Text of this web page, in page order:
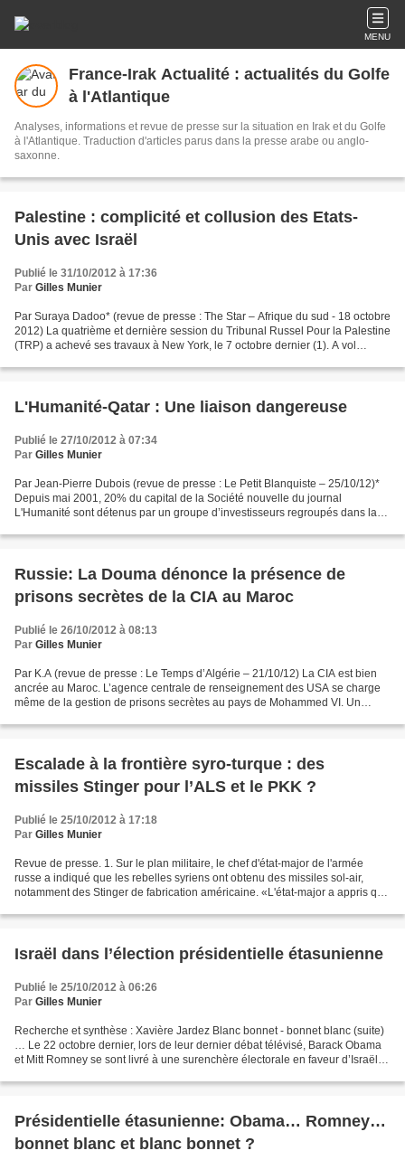
MENU
France-Irak Actualité : actualités du Golfe
à l'Atlantique
Analyses, informations et revue de presse sur la situation en Irak et du Golfe
à l'Atlantique. Traduction d'articles parus dans la presse arabe ou anglo-
saxonne.
Palestine : complicité et collusion des Etats-
Unis avec Israël
Publié le 31/10/2012 à 17:36
Par Gilles Munier
Par Suraya Dadoo* (revue de presse : The Star – Afrique du sud - 18 octobre
2012) La quatrième et dernière session du Tribunal Russel Pour la Palestine
(TRP) a achevé ses travaux à New York, le 7 octobre dernier (1). A vol
L'Humanité-Qatar : Une liaison dangereuse
Publié le 27/10/2012 à 07:34
Par Gilles Munier
Par Jean-Pierre Dubois (revue de presse : Le Petit Blanquiste – 25/10/12)*
Depuis mai 2001, 20% du capital de la Société nouvelle du journal
L'Humanité sont détenus par un groupe d’investisseurs regroupés dans la
Russie: La Douma dénonce la présence de
prisons secrètes de la CIA au Maroc
Publié le 26/10/2012 à 08:13
Par Gilles Munier
Par K.A (revue de presse : Le Temps d’Algérie – 21/10/12) La CIA est bien
ancrée au Maroc. L’agence centrale de renseignement des USA se charge
même de la gestion de prisons secrètes au pays de Mohammed VI. Un
Escalade à la frontière syro-turque : des
missiles Stinger pour l’ALS et le PKK ?
Publié le 25/10/2012 à 17:18
Par Gilles Munier
Revue de presse. 1. Sur le plan militaire, le chef d'état-major de l'armée
russe a indiqué que les rebelles syriens ont obtenu des missiles sol-air,
notamment des Stinger de fabrication américaine. «L'état-major a appris que
Israël dans l’élection présidentielle étasunienne
Publié le 25/10/2012 à 06:26
Par Gilles Munier
Recherche et synthèse : Xavière Jardez Blanc bonnet - bonnet blanc (suite)
… Le 22 octobre dernier, lors de leur dernier débat télévisé, Barack Obama
et Mitt Romney se sont livré à une surenchère électorale en faveur d’Israël,
Présidentielle étasunienne: Obama… Romney…
bonnet blanc et blanc bonnet ?